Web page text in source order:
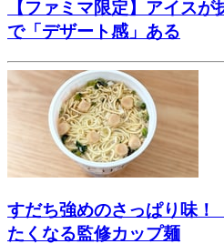
【ファミマ限定】アイス
で「デザート感」ある
すだち強めのさっぱり味！
たくなる監修カップ麺